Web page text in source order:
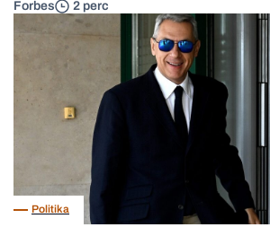
Forbes 2 perc
Politika